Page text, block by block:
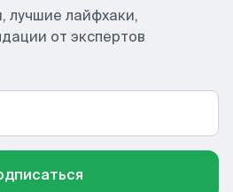
лучшие лайфхаки,
от экспертов